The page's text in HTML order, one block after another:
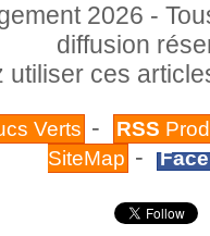
2026 -
diffusion
utiliser ces
Verts - RSS
SiteMap -